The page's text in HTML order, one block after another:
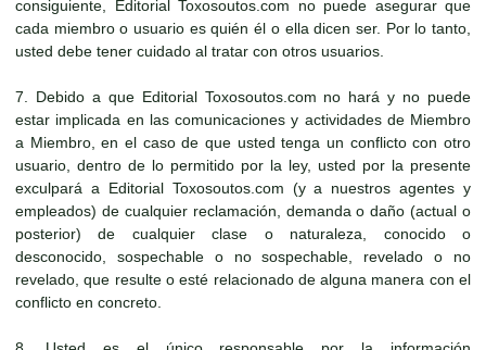
consiguiente, Editorial Toxosoutos.com no puede asegurar que
cada miembro o usuario es quién él o ella dicen ser. Por lo tanto,
usted debe tener cuidado al tratar con otros usuarios.
7. Debido a que Editorial Toxosoutos.com no hará y no puede
estar implicada en las comunicaciones y actividades de Miembro
a Miembro, en el caso de que usted tenga un conflicto con otro
usuario, dentro de lo permitido por la ley, usted por la presente
exculpará a Editorial Toxosoutos.com (y a nuestros agentes y
empleados) de cualquier reclamación, demanda o daño (actual o
posterior) de cualquier clase o naturaleza, conocido o
desconocido, sospechable o no sospechable, revelado o no
revelado, que resulte o esté relacionado de alguna manera con el
conflicto en concreto.